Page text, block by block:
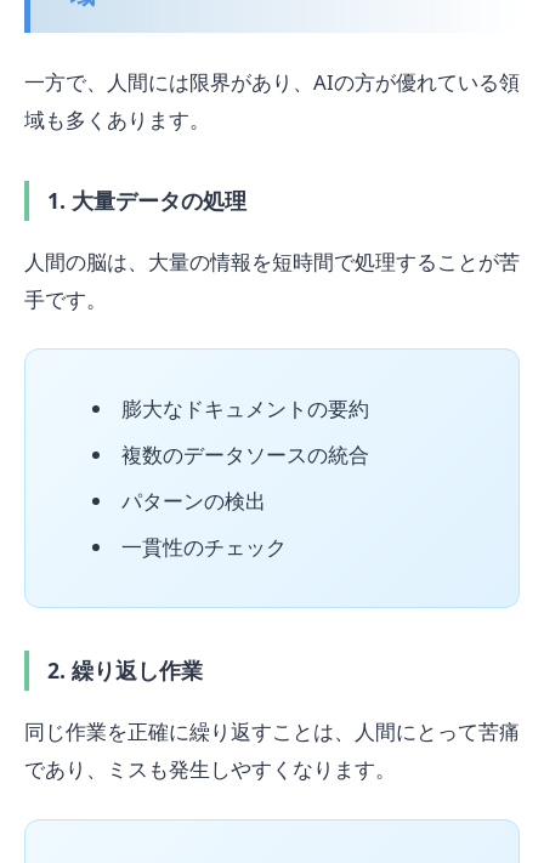
一方で、人間には限界があり、AIの方が優れている領
域も多くあります。
1. 大量データの処理
人間の脳は、大量の情報を短時間で処理することが苦
手です。
膨大なドキュメントの要約
複数のデータソースの統合
パターンの検出
一貫性のチェック
2. 繰り返し作業
同じ作業を正確に繰り返すことは、人間にとって苦痛
であり、ミスも発生しやすくなります。